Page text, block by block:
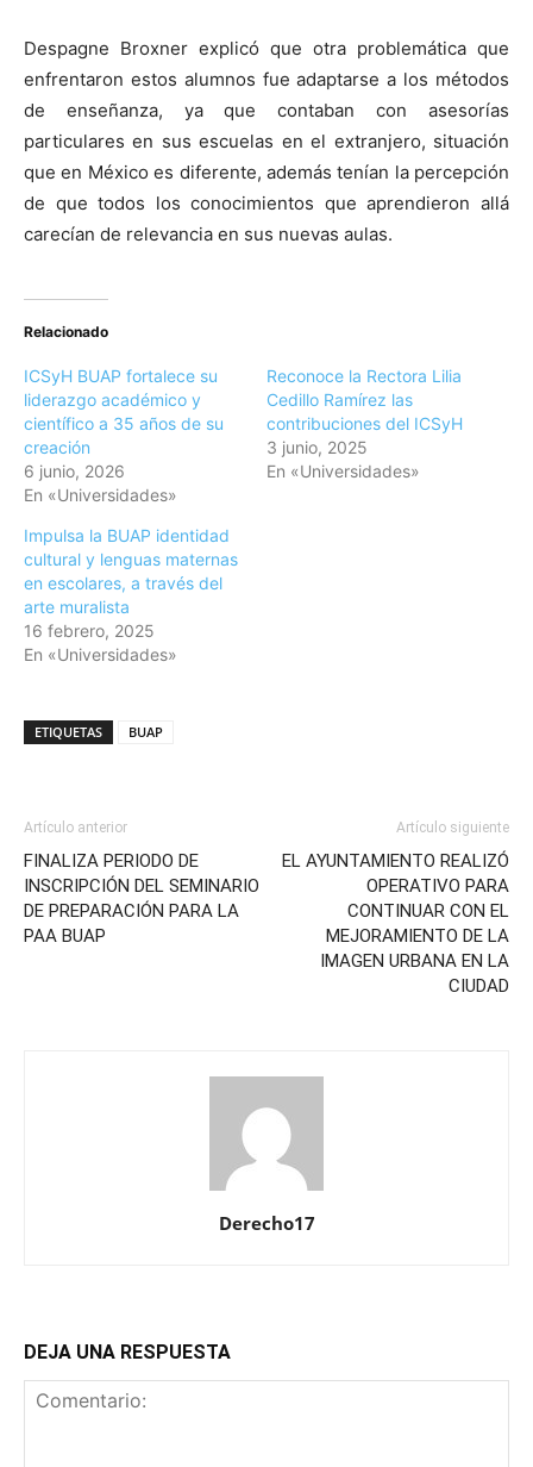
Despagne Broxner explicó que otra problemática que
enfrentaron estos alumnos fue adaptarse a los métodos
de enseñanza, ya que contaban con asesorías
particulares en sus escuelas en el extranjero, situación
que en México es diferente, además tenían la percepción
de que todos los conocimientos que aprendieron allá
carecían de relevancia en sus nuevas aulas.
Relacionado
ICSyH BUAP fortalece su
liderazgo académico y
científico a 35 años de su
creación
6 junio, 2026
En «Universidades»
Reconoce la Rectora Lilia
Cedillo Ramírez las
contribuciones del ICSyH
3 junio, 2025
En «Universidades»
Impulsa la BUAP identidad
cultural y lenguas maternas
en escolares, a través del
arte muralista
16 febrero, 2025
En «Universidades»
ETIQUETAS BUAP
Artículo anterior
FINALIZA PERIODO DE
INSCRIPCIÓN DEL SEMINARIO
DE PREPARACIÓN PARA LA
PAA BUAP
Artículo siguiente
EL AYUNTAMIENTO REALIZÓ
OPERATIVO PARA
CONTINUAR CON EL
MEJORAMIENTO DE LA
IMAGEN URBANA EN LA
CIUDAD
Derecho17
DEJA UNA RESPUESTA